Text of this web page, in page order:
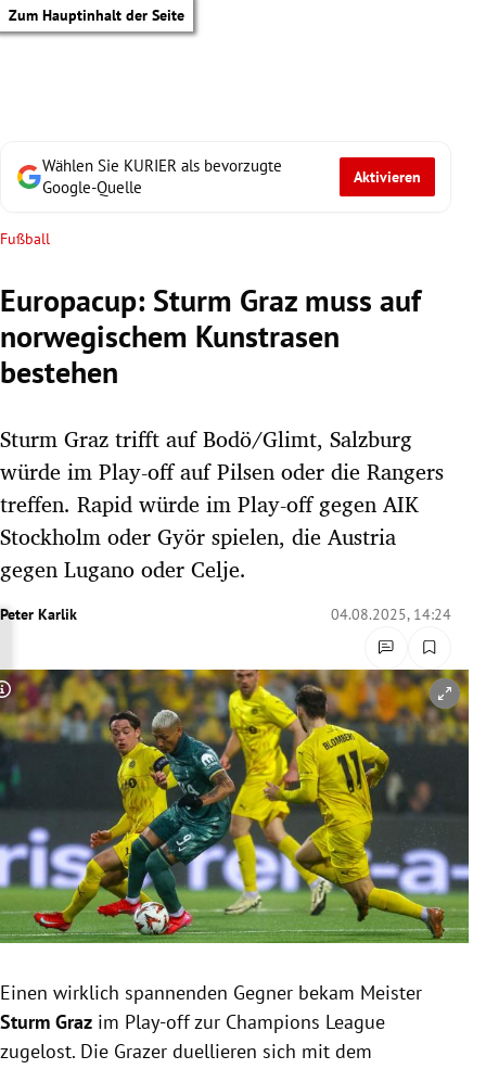
Zum Hauptinhalt der Seite
Untermenü
Untermenü
Untermenü
Untermenü
Untermenü
Untermenü
Untermenü
Untermenü
Untermenü
Wählen Sie KURIER als bevorzugte
Google-Quelle
Aktivieren
Fußball
Europacup: Sturm Graz muss auf
norwegischem Kunstrasen
bestehen
Sturm Graz trifft auf Bodö/Glimt, Salzburg
würde im Play-off auf Pilsen oder die Rangers
treffen. Rapid würde im Play-off gegen AIK
Stockholm oder Györ spielen, die Austria
gegen Lugano oder Celje.
Peter Karlik 04.08.2025, 14:24
Copyright-Hinweis öffnen/schließen
Einen wirklich spannenden Gegner bekam Meister
Sturm Graz im Play-off zur Champions League
zugelost. Die Grazer duellieren sich mit dem